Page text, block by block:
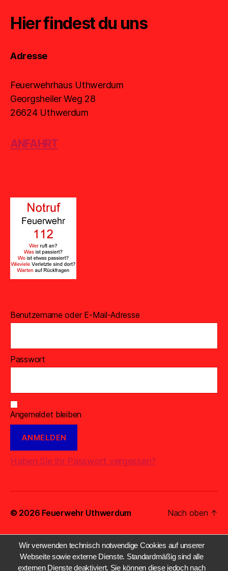
Hier findest du uns
Adresse
Feuerwehrhaus Uthwerdum
Georgsheiler Weg 28
26624 Uthwerdum
ANFAHRT
Benutzername oder E-Mail-Adresse
Passwort
Angemeldet bleiben
Haben Sie Ihr Passwort vergessen?
© 2026 Feuerwehr Uthwerdum Nach oben ↑
Wir verwenden technisch notwendige Cookies auf unserer
Webseite sowie externe Dienste. Standardmäßig sind alle
externen Dienste deaktiviert. Sie können diese jedoch nach